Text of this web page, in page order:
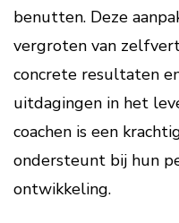
benutten. Deze
vergroten van
concrete resultaten
uitdagingen in het
coachen is een
ondersteunt bij hun
ontwikkeling.